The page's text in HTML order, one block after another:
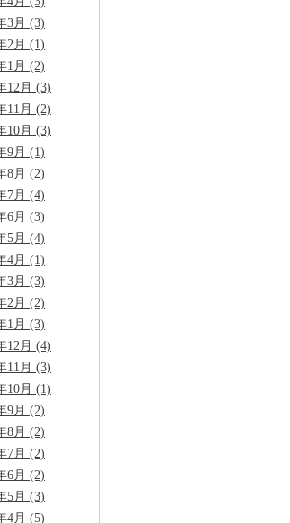
3月 (3)
2月 (1)
1月 (2)
12月 (3)
11月 (2)
10月 (3)
9月 (1)
8月 (2)
7月 (4)
6月 (3)
5月 (4)
4月 (1)
3月 (3)
2月 (2)
1月 (3)
12月 (4)
11月 (3)
10月 (1)
9月 (2)
8月 (2)
7月 (2)
6月 (2)
5月 (3)
4月 (5)